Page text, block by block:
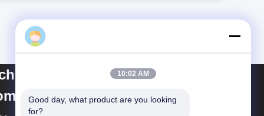
Yuantong
Co., Ltd.
10:02 AM
Good day, what product are you looking
for?